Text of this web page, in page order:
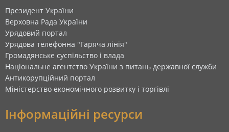
Президент України
Верховна Рада України
Урядовий портал
Урядова телефонна "Гаряча лінія"
Громадянське суспільство і влада
Національне агентство України з питань державної служби
Антикорупційний портал
Міністерство економічного розвитку і торгівлі
Інформаційні ресурси